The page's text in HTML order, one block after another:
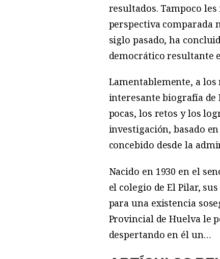
resultados. Tampoco
perspectiva comparada
siglo pasado, ha
democrático resultante
Lamentablemente, a
interesante biografía de
pocas, los retos y los
investigación, basado
concebido desde la
Nacido en 1930 en el
el colegio de El Pilar,
para una existencia
Provincial de Huelva le
despertando en él un…